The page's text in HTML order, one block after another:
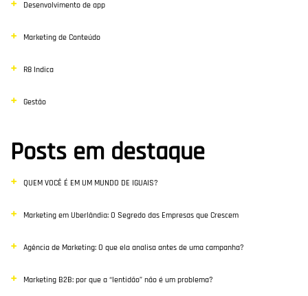
Desenvolvimento de app
Marketing de Conteúdo
R8 Indica
Gestão
Posts em destaque
QUEM VOCÊ É EM UM MUNDO DE IGUAIS?
Marketing em Uberlândia: O Segredo das Empresas que Crescem
Agência de Marketing: O que ela analisa antes de uma campanha?
Marketing B2B: por que a “lentidão” não é um problema?